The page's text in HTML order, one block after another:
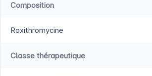
Composition
Roxithromycine
Classe thérapeutique